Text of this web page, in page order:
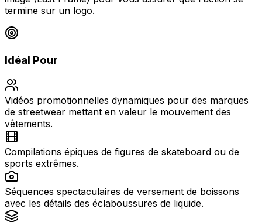
termine sur un logo.
Idéal Pour
Vidéos promotionnelles dynamiques pour des marques
de streetwear mettant en valeur le mouvement des
vêtements.
Compilations épiques de figures de skateboard ou de
sports extrêmes.
Séquences spectaculaires de versement de boissons
avec les détails des éclaboussures de liquide.